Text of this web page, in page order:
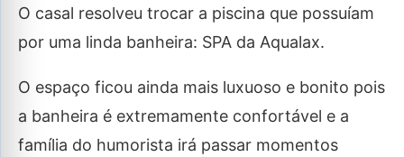
O casal resolveu trocar a piscina que possuíam
por uma linda banheira: SPA da Aqualax.
O espaço ficou ainda mais luxuoso e bonito pois
a banheira é extremamente confortável e a
família do humorista irá passar momentos